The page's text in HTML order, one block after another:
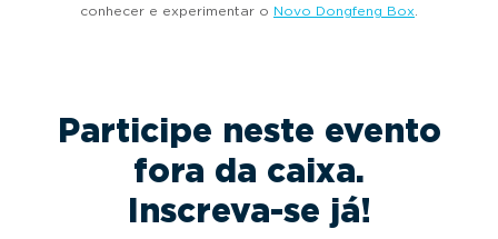
conhecer e experimentar o Novo Dongfeng Box.
Participe neste evento
fora da caixa.
Inscreva-se já!